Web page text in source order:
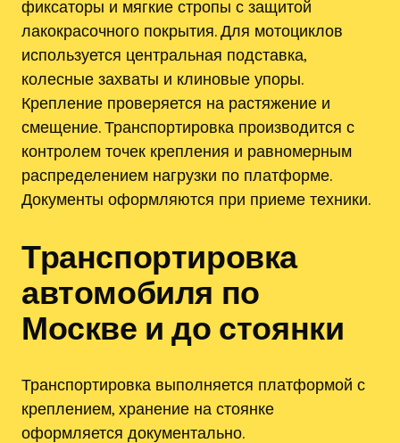
фиксаторы и мягкие стропы с защитой
лакокрасочного покрытия. Для мотоциклов
используется центральная подставка,
колесные захваты и клиновые упоры.
Крепление проверяется на растяжение и
смещение. Транспортировка производится с
контролем точек крепления и равномерным
распределением нагрузки по платформе.
Документы оформляются при приеме техники.
Транспортировка
автомобиля по
Москве и до стоянки
Транспортировка выполняется платформой с
креплением, хранение на стоянке
оформляется документально.